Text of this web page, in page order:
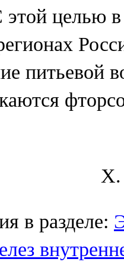
целью в
питьевой
X.
в разделе: